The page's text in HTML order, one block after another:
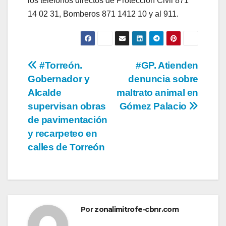
14 02 31, Bomberos 871 1412 10 y al 911.
Navegación
de
entradas
#GP. Atienden
denuncia sobre
maltrato animal en
Gómez Palacio
#Torreón.
Gobernador y
Alcalde
supervisan obras
de pavimentación
y recarpeteo en
calles de Torreón
Porzonalimitrofe-cbnr.com